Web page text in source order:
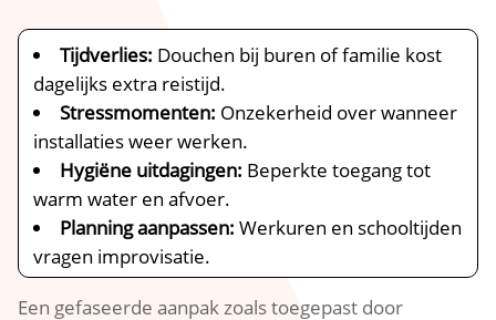
Tijdverlies: Douchen bij buren of familie kost
dagelijks extra reistijd.​
Stressmomenten: Onzekerheid over wanneer
installaties weer werken.​
Hygiëne uitdagingen: Beperkte toegang tot
warm water en afvoer.​
Planning aanpassen: Werkuren en schooltijden
vragen improvisatie.​
Een gefaseerde aanpak zoals toegepast door